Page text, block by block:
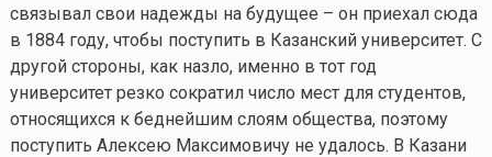
связывал свои надежды на будущее – он приехал сюда
в 1884 году, чтобы поступить в Казанский университет. С
другой стороны, как назло, именно в тот год
университет резко сократил число мест для студентов,
относящихся к беднейшим слоям общества, поэтому
поступить Алексею Максимовичу не удалось. В Казани